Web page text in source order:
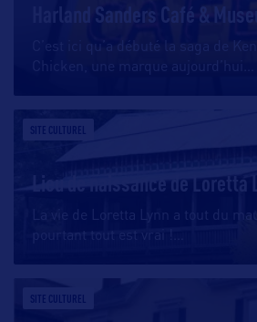
Harland Sanders Café &
C’est ici qu’a débuté la saga de
Chicken, une marque aujourd’hui
SITE CULTUREL
Lieu de naissance de Loretta
La vie de Loretta Lynn a tout du
pourtant tout est vrai !
SITE CULTUREL